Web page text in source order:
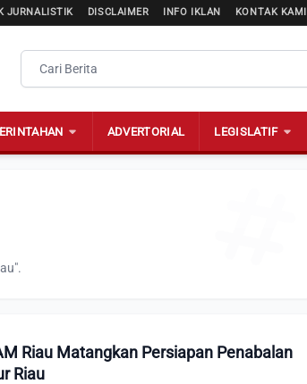
JURNALISTIK DISCLAIMER INFO IKLAN KONTAK KAMI
ADVERTORIAL LEGISLATIF
Riau Matangkan Persiapan Penabalan
Riau